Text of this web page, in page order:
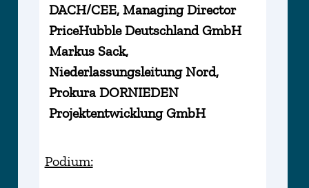
DACH/CEE, Managing Director
PriceHubble Deutschland GmbH
Markus Sack,
Niederlassungsleitung Nord,
Prokura DORNIEDEN
Projektentwicklung GmbH
Podium: